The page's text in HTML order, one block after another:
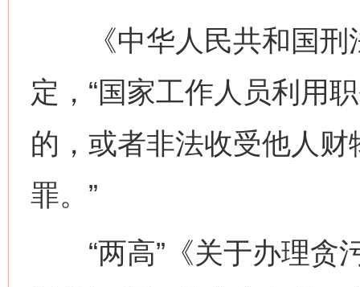
《中华人民共和国刑
定，“国家工作人员利用
的，或者非法收受他人
罪。”
“两高”《关于办理贪